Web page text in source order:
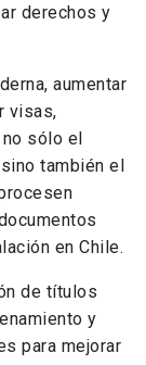
derechos y
aumentar
visas,
sólo el
también el
en Chile.
de títulos
y
para mejorar